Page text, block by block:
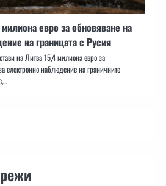
евро за обновяване на
на границата с Русия
на Литва 15,4 милиона евро за
електронно наблюдение на граничните